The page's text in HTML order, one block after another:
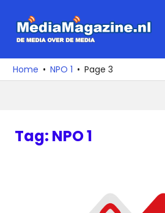
naar
media
over
Home NPO 1 Page 3
Tag: NPO 1